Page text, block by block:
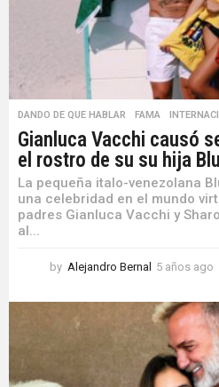
DANDO DE QUE HABLAR ,FAMA
Gianluca Vacchi causó
el rostro de su su hija
La pequeña italo-venezolana
una celebridad en el mundo
padres Gianluca Vacchi y
al...
by Alejandro Bernal 5 años ago
ñ
s
a